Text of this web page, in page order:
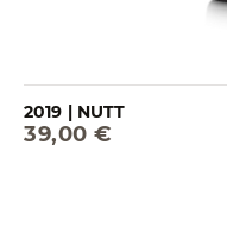
2019 | NUTT
39,00 €